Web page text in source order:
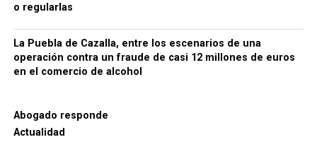
o regularlas
La Puebla de Cazalla, entre los escenarios de una
operación contra un fraude de casi 12 millones de euros
en el comercio de alcohol
Abogado responde
Actualidad